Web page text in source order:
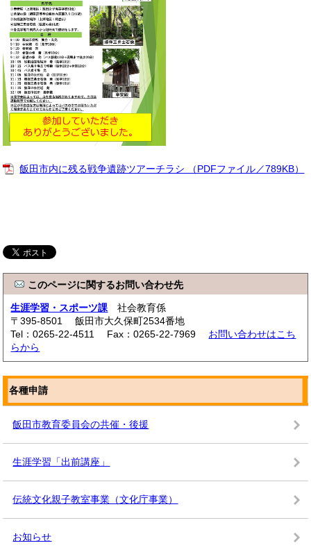
飯田市内に残る戦争遺跡ツアーチラシ （PDFファイル／789KB）
このページに関するお問い合わせ先
生涯学習・スポーツ課 社会教育係
〒395-8501 飯田市大久保町2534番地
Tel：0265-22-4511 Fax：0265-22-7969 お問い合わせはこち
らから
各種申請
飯田市教育委員会の共催・後援
生涯学習「出前講座」
伝統文化親子教室事業（文化庁事業）
お知らせ